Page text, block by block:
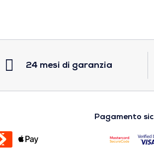
24 mesi di garanzia
Pagamento